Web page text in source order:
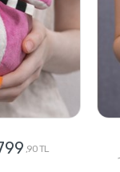
,90 TL